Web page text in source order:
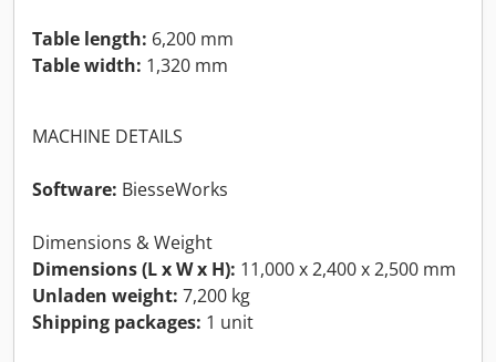
Table length: 6,200 mm
Table width: 1,320 mm
MACHINE DETAILS
Software: BiesseWorks
Dimensions & Weight
Dimensions (L x W x H): 11,000 x 2,400 x 2,500 mm
Unladen weight: 7,200 kg
Shipping packages: 1 unit